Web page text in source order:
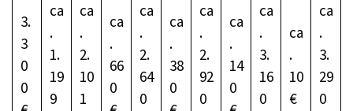
3.
3
0
0
ca
.
1.
19
9
ca
.
2.
10
1
ca
.
66
0
ca
.
2.
64
0
ca
.
38
0
ca
.
2.
92
0
ca
.
14
0
ca
.
3.
16
0
ca
.
10
€
ca
.
3.
29
0